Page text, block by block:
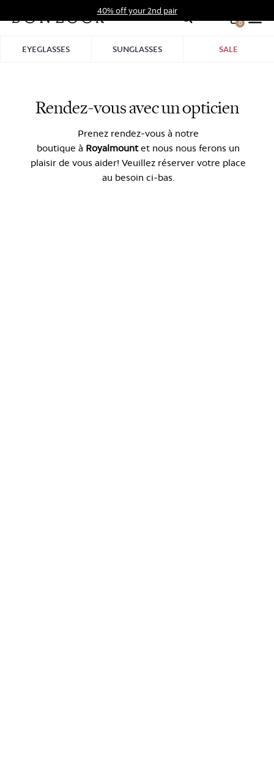
to
40% off your 2nd pair
0
EYEGLASSES SUNGLASSES SALE
Rendez-vous avec un opticien
Prenez rendez-vous à notre
boutique à Royalmountet nous nous ferons un
plaisir de vous aider! Veuillez réserver votre place
au besoin ci-bas.